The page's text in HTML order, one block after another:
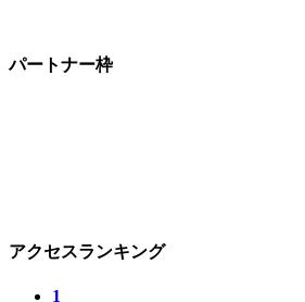
パートナー枠
アクセスランキング
1